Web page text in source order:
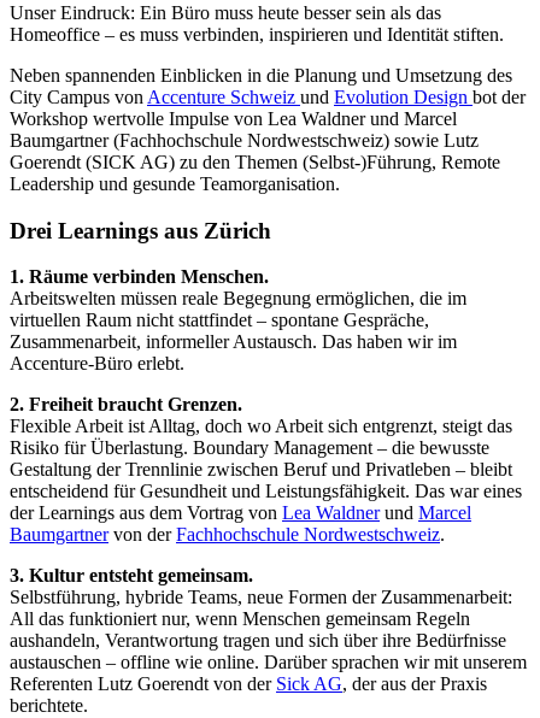
Unser Eindruck: Ein Büro muss heute besser sein als das
Homeoffice – es muss verbinden, inspirieren und Identität stiften.
Neben spannenden Einblicken in die Planung und Umsetzung des
City Campus von Accenture Schweiz und Evolution Design bot der
Workshop wertvolle Impulse von Lea Waldner und Marcel
Baumgartner (Fachhochschule Nordwestschweiz) sowie Lutz
Goerendt (SICK AG) zu den Themen (Selbst-)Führung, Remote
Leadership und gesunde Teamorganisation.
Drei Learnings aus Zürich
1. Räume verbinden Menschen.
Arbeitswelten müssen reale Begegnung ermöglichen, die im
virtuellen Raum nicht stattfindet – spontane Gespräche,
Zusammenarbeit, informeller Austausch. Das haben wir im
Accenture-Büro erlebt.
2. Freiheit braucht Grenzen.
Flexible Arbeit ist Alltag, doch wo Arbeit sich entgrenzt, steigt das
Risiko für Überlastung. Boundary Management – die bewusste
Gestaltung der Trennlinie zwischen Beruf und Privatleben – bleibt
entscheidend für Gesundheit und Leistungsfähigkeit. Das war eines
der Learnings aus dem Vortrag von Lea Waldnerund Marcel
Baumgartnervon derFachhochschule Nordwestschweiz.
3. Kultur entsteht gemeinsam.
Selbstführung, hybride Teams, neue Formen der Zusammenarbeit:
All das funktioniert nur, wenn Menschen gemeinsam Regeln
aushandeln, Verantwortung tragen und sich über ihre Bedürfnisse
austauschen – offline wie online. Darüber sprachen wir mit unserem
Referenten Lutz Goerendt von der Sick AG, der aus der Praxis
berichtete.